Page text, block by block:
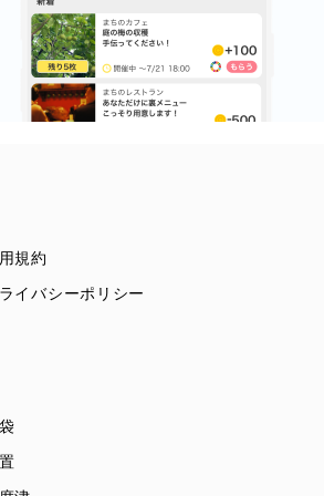
規約
イバシーポリシー